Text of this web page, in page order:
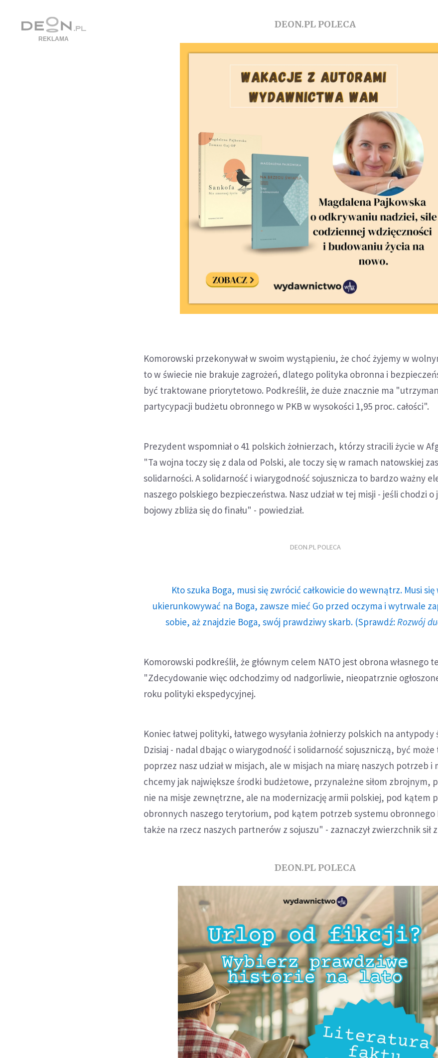
DEON.PL POLECA
Komorowski przekonywał w swoim wystąpieniu, że choć żyjemy w
to w świecie nie brakuje zagrożeń, dlatego polityka obronna i
być traktowane priorytetowo. Podkreślił, że duże znacznie ma
partycypacji budżetu obronnego w PKB w wysokości 1,95 proc. całości".
Prezydent wspomniał o 41 polskich żołnierzach, którzy stracili życie w
"Ta wojna toczy się z dala od Polski, ale toczy się w ramach natowskiej
solidarności. A solidarność i wiarygodność sojusznicza to bardzo ważny
naszego polskiego bezpieczeństwa. Nasz udział w tej misji - jeśli chodzi o
bojowy zbliża się do finału" - powiedział.
DEON.PL POLECA
Kto szuka Boga, musi się zwrócić całkowicie do wewnątrz. Musi się
ukierunkowywać na Boga, zawsze mieć Go przed oczyma i wytrwale
sobie, aż znajdzie Boga, swój prawdziwy skarb. (Sprawdź: Rozwój
Komorowski podkreślił, że głównym celem NATO jest obrona własnego
"Zdecydowanie więc odchodzimy od nadgorliwie, nieopatrznie
roku polityki ekspedycyjnej.
Koniec łatwej polityki, łatwego wysyłania żołnierzy polskich na antypody
Dzisiaj - nadal dbając o wiarygodność i solidarność sojuszniczą, być może
poprzez nasz udział w misjach, ale w misjach na miarę naszych potrzeb i
chcemy jak największe środki budżetowe, przynależne siłom zbrojnym,
nie na misje zewnętrzne, ale na modernizację armii polskiej, pod kątem
obronnych naszego terytorium, pod kątem potrzeb systemu obronnego
także na rzecz naszych partnerów z sojuszu" - zaznaczył zwierzchnik sił
DEON.PL POLECA